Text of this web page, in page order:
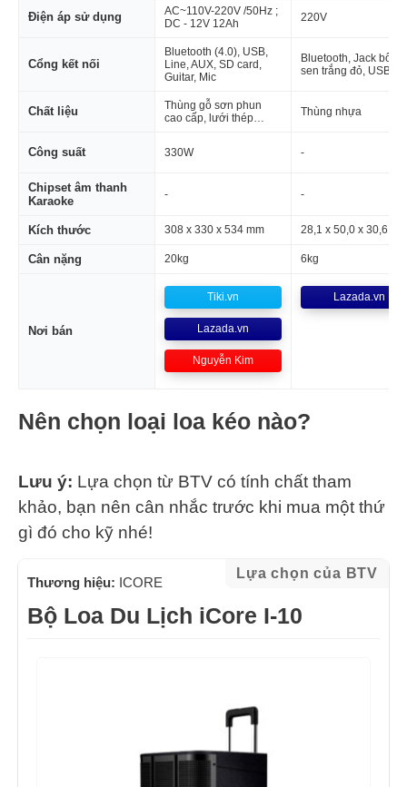
Điện áp sử dụng
AC~110V-220V /50Hz ;
DC - 12V 12Ah
220V
Cổng kết nối
Bluetooth (4.0), USB,
Line, AUX, SD card,
Guitar, Mic
Bluetooth, Jack bông
sen trắng đỏ, USB
Chất liệu
Thùng gỗ sơn phun
cao cấp, lưới thép…
Thùng nhựa
Công suất 330W -
Chipset âm thanh
Karaoke
- -
Kích thước 308 x 330 x 534 mm 28,1 x 50,0 x 30,6 cm
Cân nặng 20kg 6kg
Nơi bán
Tiki.vn
Lazada.vn
Nguyễn Kim
Lazada.vn
Nên chọn loại loa kéo nào?
Lưu ý: Lựa chọn từ BTV có tính chất tham
khảo, bạn nên cân nhắc trước khi mua một thứ
gì đó cho kỹ nhé!
Lựa chọn của BTV
Thương hiệu: ICORE
Bộ Loa Du Lịch iCore I-10